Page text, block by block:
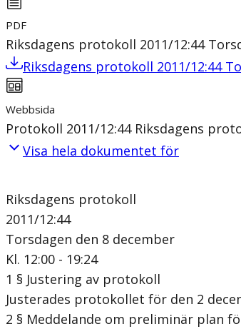
PDF
Riksdagens protokoll 2011/12:44
Riksdagens protokoll 2011/12:44
Webbsida
Protokoll 2011/12:44 Riksdagens
Visa hela dokumentet för
Riksdagens protokoll
2011/12:44
Torsdagen den 8 december
Kl. 12:00 - 19:24
1 § Justering av protokoll
Justerades protokollet för den 2
2 § Meddelande om preliminär plan